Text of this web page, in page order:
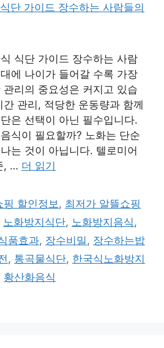
식단 가이드 장수하는 사람
에 나이가 들어갈 수록 가장
리의 중요성은 커지고 있습
관리, 적당한 운동량과 함께
은 선택이 아닌 필수입니다.
식이 필요할까? 노화는 단순
는 것이 아닙니다. 텔로미어
, … 더 읽기
핑 할인정보 , 최저가 알뜰쇼핑
노화방지식단, 노화방지음식 ,
품효과, 장수비밀 , 장수하는밥
, 통곡물식단, 한국식노화방지
황산화음식